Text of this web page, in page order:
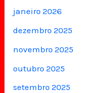
janeiro 2026
dezembro 2025
novembro 2025
outubro 2025
setembro 2025